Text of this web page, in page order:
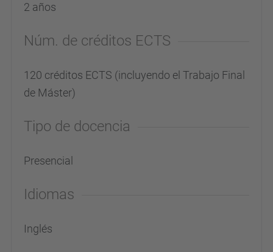
2 años
Núm. de créditos ECTS
120 créditos ECTS (incluyendo el Trabajo Final
de Máster)
Tipo de docencia
Presencial
Idiomas
Inglés